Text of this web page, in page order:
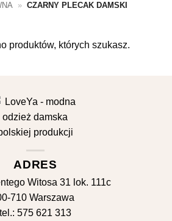
» CZARNY PLECAK DAMSKI
produktów, których szukasz.
ADRES
Witosa 31 lok. 111c
710 Warszawa
tel.: 575 621 313